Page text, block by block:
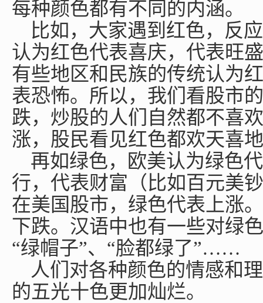
每种颜色都有不同的内涵。
比如，大家遇到红色，反
认为红色代表喜庆，代表旺
有些地区和民族的传统认为
表恐怖。所以，我们看股市的
跌，炒股的人们自然都不喜
涨，股民看见红色都欢天喜
再如绿色，欧美认为绿色
行，代表财富（比如百元美
在美国股市，绿色代表上涨
下跌。汉语中也有一些对绿
“绿帽子”、“脸都绿了”……
人们对各种颜色的情感和
的五光十色更加灿烂。